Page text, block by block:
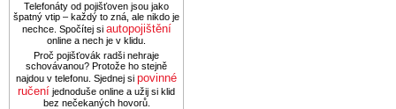
Telefonáty od pojišťoven jsou jako
špatný vtip – každý to zná, ale nikdo je
nechce. Spočítej si autopojištění
online a nech je v klidu.
Proč pojišťovák radši nehraje
schovávanou? Protože ho stejně
najdou v telefonu. Sjednej si povinné
ručení jednoduše online a užij si klid
bez nečekaných hovorů.